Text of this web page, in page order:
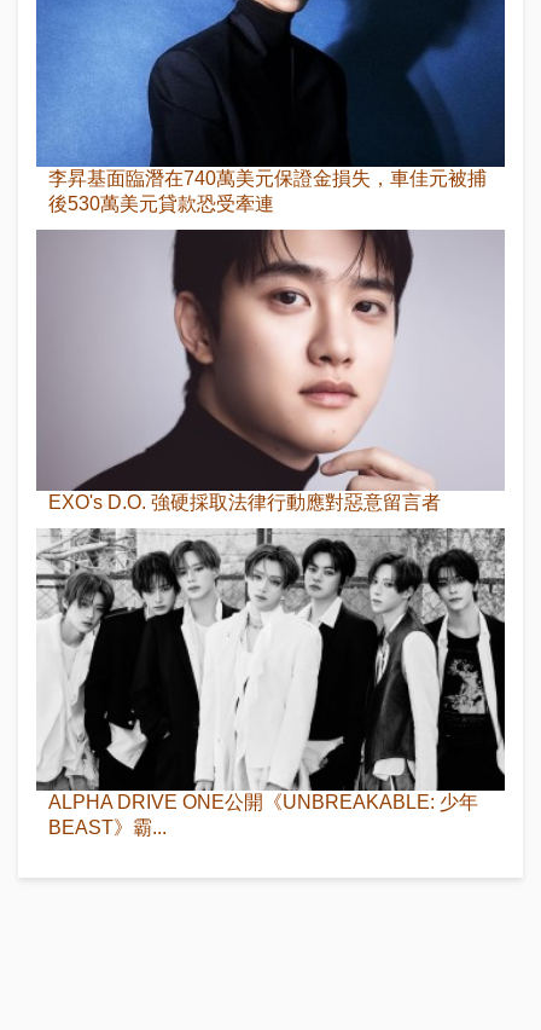
李昇基面臨潛在740萬美元保證金損失，車佳元被捕
後530萬美元貸款恐受牽連
EXO's D.O. 強硬採取法律行動應對惡意留言者
ALPHA DRIVE ONE公開《UNBREAKABLE: 少年
BEAST》霸...